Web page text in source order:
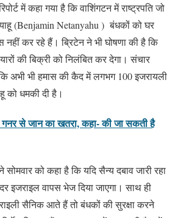
में कहा गया है कि वाशिंगटन में राष्ट्रपति जो
(Benjamin Netanyahu ) बंधकों को घर
नहीं कर रहे हैं। ब्रिटेन ने भी घोषणा की है कि
की बिक्री को निलंबित कर देगा। संचार
कि अभी भी हमास की कैद में लगभग 100 इजरायली
को धमकी दी है।
से जान का खतरा, कहा- की जा सकती है
को कहा है कि यदि सैन्य दबाव जारी रहा
इजराइल वापस भेज दिया जाएगा। साथ ही
सैनिक आते हैं तो बंधकों की सुरक्षा करने